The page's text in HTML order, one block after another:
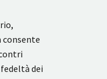
consente
dei